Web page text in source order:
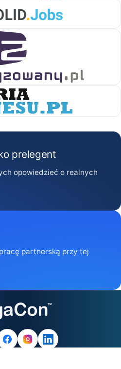
prelegent
opowiedzieć o realnych
partnerską przy tej